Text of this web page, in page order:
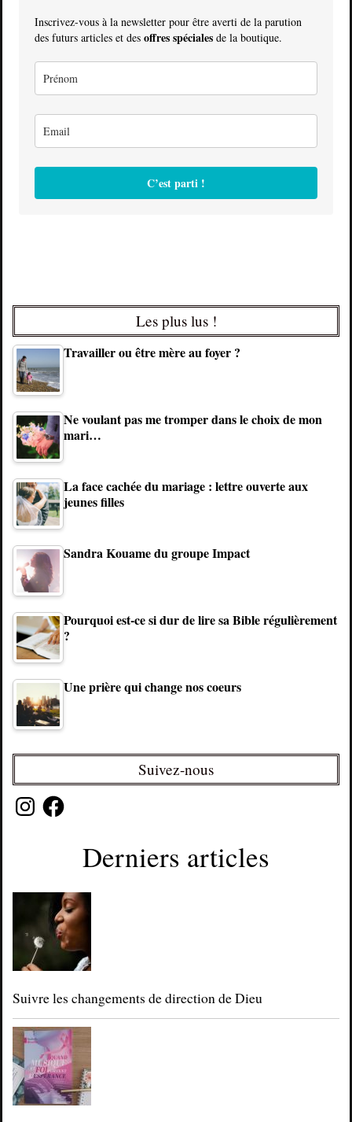
Inscrivez-vous à la newsletter pour être averti de la parution
des futurs articles et des offres spéciales de la boutique.
C’est parti !
Les plus lus !
Travailler ou être mère au foyer ?
Ne voulant pas me tromper dans le choix de mon
mari…
La face cachée du mariage : lettre ouverte aux
jeunes filles
Sandra Kouame du groupe Impact
Pourquoi est-ce si dur de lire sa Bible régulièrement
?
Une prière qui change nos coeurs
Suivez-nous
InstagramFacebook
Derniers articles
Suivre les changements de direction de Dieu